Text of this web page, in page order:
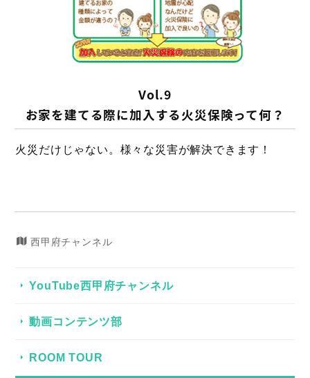
Vol.9
お家を建てる際に加入する火災保険って何？
火災だけじゃない。様々な災害が解決できます！
西甲府チャンネル
YouTube西甲府チャンネル
動画コンテンツ部
ROOM TOUR